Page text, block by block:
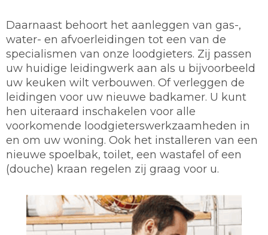
Daarnaast behoort het aanleggen van gas-,
water- en afvoerleidingen tot een van de
specialismen van onze loodgieters. Zij passen
uw huidige leidingwerk aan als u bijvoorbeeld
uw keuken wilt verbouwen. Of verleggen de
leidingen voor uw nieuwe badkamer. U kunt
hen uiteraard inschakelen voor alle
voorkomende loodgieterswerkzaamheden in
en om uw woning. Ook het installeren van een
nieuwe spoelbak, toilet, een wastafel of een
(douche) kraan regelen zij graag voor u.